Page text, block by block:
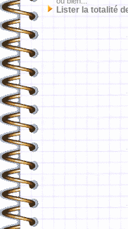
Lister la totalité